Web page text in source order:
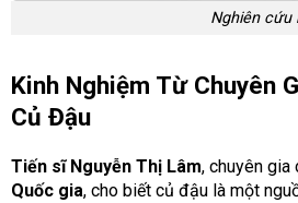
Nghiên cứu
Kinh Nghiệm Từ Chuyên
Củ Đậu
Tiến sĩ Nguyễn Thị Lâm, chuyên
Quốc gia, cho biết củ đậu là một